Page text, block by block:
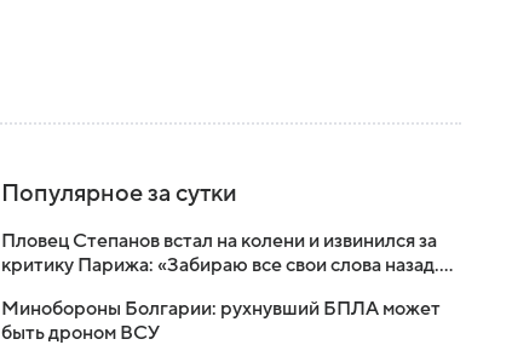
Популярное за сутки
Пловец Степанов встал на колени и извинился за
критику Парижа: «Забираю все свои слова назад.
Минобороны Болгарии: рухнувший БПЛА может
быть дроном ВСУ